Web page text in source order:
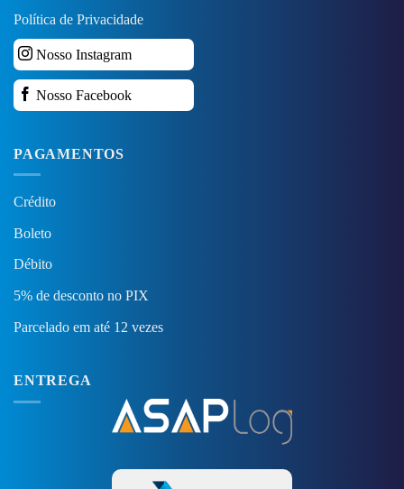
Política de Privacidade
Nosso Instagram
Nosso Facebook
PAGAMENTOS
Crédito
Boleto
Débito
5% de desconto no PIX
Parcelado em até 12 vezes
ENTREGA